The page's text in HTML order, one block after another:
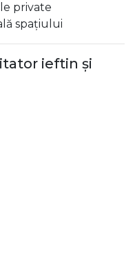
private
spațiului
ieftin și